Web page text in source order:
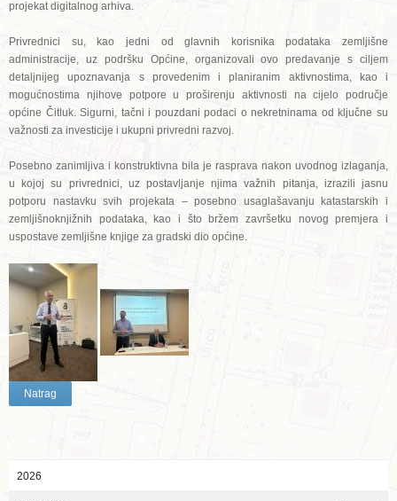
projekat digitalnog arhiva.
Privrednici su, kao jedni od glavnih korisnika podataka zemljišne
administracije, uz podršku Općine, organizovali ovo predavanje s ciljem
detaljnijeg upoznavanja s provedenim i planiranim aktivnostima, kao i
mogućnostima njihove potpore u proširenju aktivnosti na cijelo područje
općine Čitluk. Sigurni, tačni i pouzdani podaci o nekretninama od ključne su
važnosti za investicije i ukupni privredni razvoj.
Posebno zanimljiva i konstruktivna bila je rasprava nakon uvodnog izlaganja,
u kojoj su privrednici, uz postavljanje njima važnih pitanja, izrazili jasnu
potporu nastavku svih projekata – posebno usaglašavanju katastarskih i
zemljišnoknjižnih podataka, kao i što bržem završetku novog premjera i
uspostave zemljišne knjige za gradski dio općine.
Natrag
2026